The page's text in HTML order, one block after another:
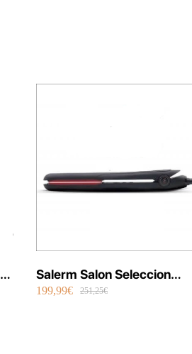
Salerm Salon Seleccion
Plancha Infrarrojos Therapy
199,99€ 251,25€